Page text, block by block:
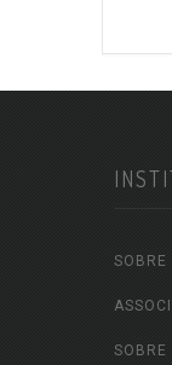
SOBRE
SOBRE